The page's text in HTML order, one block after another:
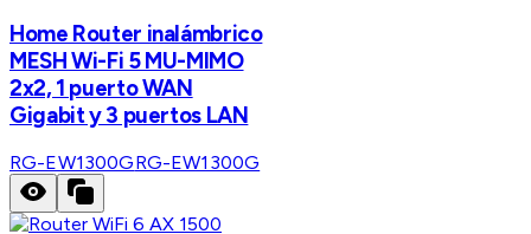
Home Router inalámbrico
MESH Wi-Fi 5 MU-MIMO
2x2, 1 puerto WAN
Gigabit y 3 puertos LAN
RG-EW1300GRG-EW1300G